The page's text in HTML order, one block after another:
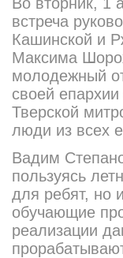
встреча
Кашинской и
Максима
молодежный
своей
Тверской
люди из всех
Вадим
пользуясь
для ребят, но
обучающие
реализации